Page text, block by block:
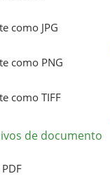
como JPG
como PNG
como TIFF
de documento